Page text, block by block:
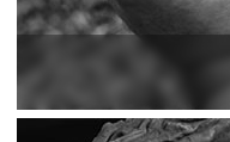
به صورت ریز و خرد شده